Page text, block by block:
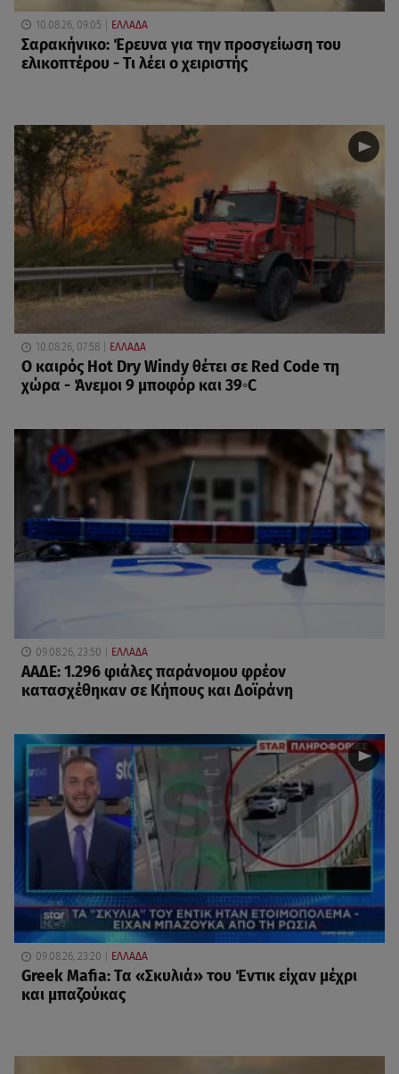
10.08.26, 09:05 ΕΛΛΑΔΑ
Σαρακήνικο: Έρευνα για την προσγείωση του
ελικοπτέρου - Τι λέει ο χειριστής
10.08.26, 07:58 ΕΛΛΑΔΑ
Ο καιρός Hot Dry Windy θέτει σε Red Code τη
χώρα - Άνεμοι 9 μποφόρ και 39◦C
09.08.26, 23:50 ΕΛΛΑΔΑ
ΑΑΔΕ: 1.296 φιάλες παράνομου φρέον
κατασχέθηκαν σε Κήπους και Δοϊράνη
09.08.26, 23:20 ΕΛΛΑΔΑ
Greek Mafia: Τα «Σκυλιά» του Έντικ είχαν μέχρι
και μπαζούκας